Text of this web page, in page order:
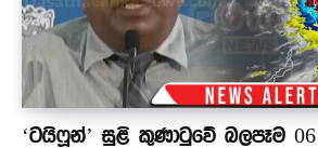
‘ටයිෆූන්’ සුළි කුණාටුවේ බලපෑම